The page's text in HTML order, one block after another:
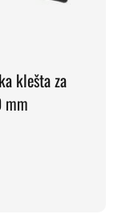
klešta za
mm